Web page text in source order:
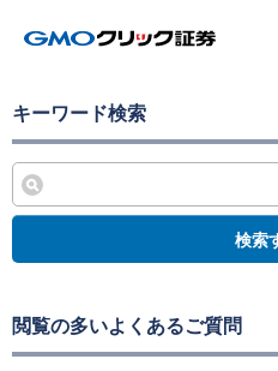
キーワード検索
検索
閲覧の多いよくあるご質問